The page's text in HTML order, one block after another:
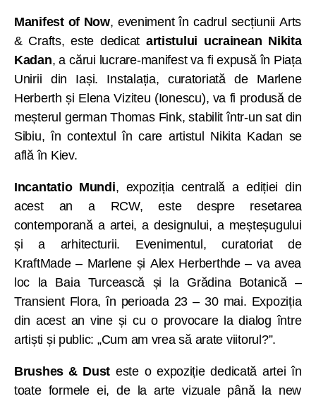
Manifest of Now, eveniment în cadrul secțiunii Arts
& Crafts, este dedicat artistului ucrainean Nikita
Kadan, a cărui lucrare-manifest va fi expusă în Piața
Unirii din Iași. Instalația, curatoriată de Marlene
Herberth și Elena Viziteu (Ionescu), va fi produsă de
meșterul german Thomas Fink, stabilit într-un sat din
Sibiu, în contextul în care artistul Nikita Kadan se
află în Kiev.
Incantatio Mundi, expoziția centrală a ediției din
acest an a RCW, este despre resetarea
contemporană a artei, a designului, a meșteșugului
și a arhitecturii. Evenimentul, curatoriat de
KraftMade – Marlene și Alex Herberthde – va avea
loc la Baia Turcească și la Grădina Botanică –
Transient Flora, în perioada 23 – 30 mai. Expoziția
din acest an vine și cu o provocare la dialog între
artiști și public: „Cum am vrea să arate viitorul?”.
Brushes & Dust este o expoziție dedicată artei în
toate formele ei, de la arte vizuale până la new